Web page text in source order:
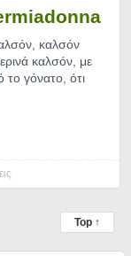
καλσόν
καλσόν, με
γόνατο, ότι
Top ↑